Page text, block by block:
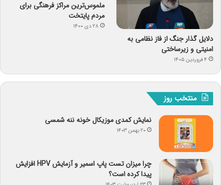
دلایل گذار جنگ از فاز نظامی به
امنیتی و زیرساختی
۴ فروردین ۱۴۰۵
ملموس‌ترین مراکز فرهنگی برای
مردم پایتخت
۲۸ دی ۱۴۰۰
منتخب روز
نمایش کمدی موزیکال خونه ننه شمسی
۲۰ بهمن ۱۴۰۳
چرا میزان تست پاپ اسمیر و آزمایش HPV افزایش
پیدا کرده است؟